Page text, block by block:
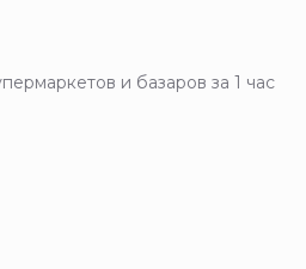
и базаров за 1 час